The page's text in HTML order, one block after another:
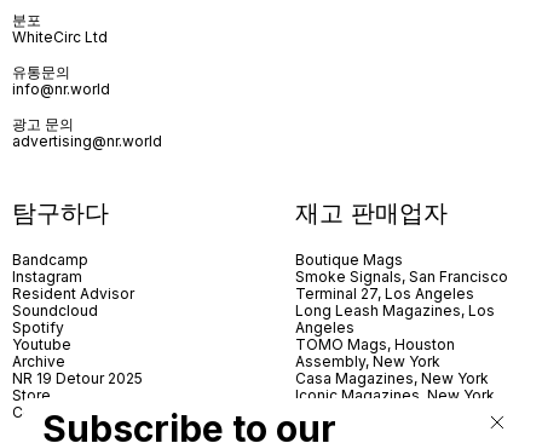
분포
WhiteCirc Ltd
유통문의
info@nr.world
광고 문의
advertising@nr.world
탐구하다
Bandcamp
Instagram
Resident Advisor
Soundcloud
Spotify
Youtube
Archive
NR 19 Detour 2025
Store
Contact
재고 판매업자
Boutique Mags
Smoke Signals, San Francisco
Terminal 27, Los Angeles
Long Leash Magazines, Los
Angeles
TOMO Mags, Houston
Assembly, New York
Casa Magazines, New York
Iconic Magazines, New York
Village Books, Leeds
Subscribe to our